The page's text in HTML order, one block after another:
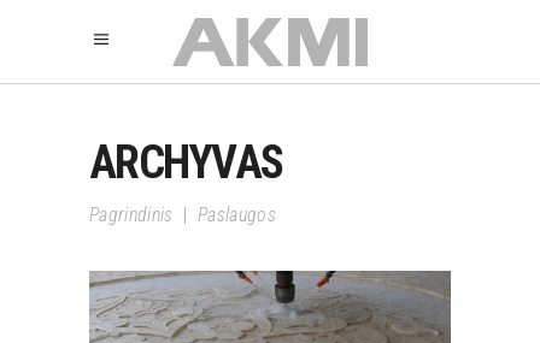
ARCHYVAS
Pagrindinis |Paslaugos